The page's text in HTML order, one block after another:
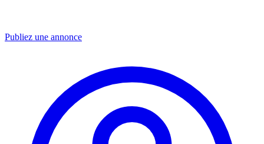
Publiez une annonce